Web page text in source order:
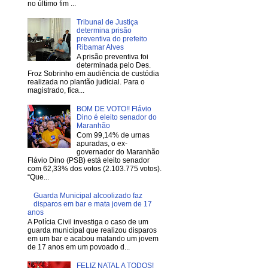
no último fim ...
Tribunal de Justiça
determina prisão
preventiva do prefeito
Ribamar Alves
A prisão preventiva foi
determinada pelo Des.
Froz Sobrinho em audiência de custódia
realizada no plantão judicial. Para o
magistrado, fica...
BOM DE VOTO!! Flávio
Dino é eleito senador do
Maranhão
Com 99,14% de urnas
apuradas, o ex-
governador do Maranhão
Flávio Dino (PSB) está eleito senador
com 62,33% dos votos (2.103.775 votos).
“Que...
Guarda Municipal alcoolizado faz
disparos em bar e mata jovem de 17
anos
A Polícia Civil investiga o caso de um
guarda municipal que realizou disparos
em um bar e acabou matando um jovem
de 17 anos em um povoado d...
FELIZ NATAL A TODOS!